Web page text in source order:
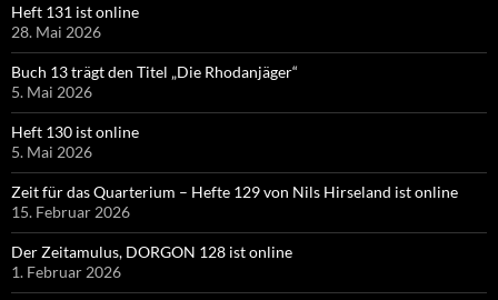
Heft 131 ist online
28. Mai 2026
Buch 13 trägt den Titel „Die Rhodanjäger“
5. Mai 2026
Heft 130 ist online
5. Mai 2026
Zeit für das Quarterium – Hefte 129 von Nils Hirseland ist online
15. Februar 2026
Der Zeitamulus, DORGON 128 ist online
1. Februar 2026